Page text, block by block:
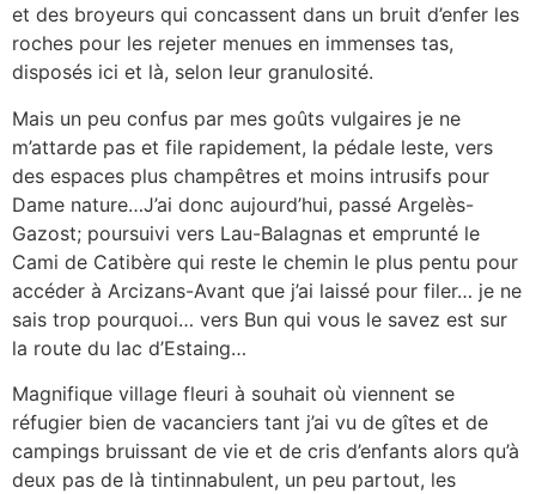
et des broyeurs qui concassent dans un bruit d’enfer les
roches pour les rejeter menues en immenses tas,
disposés ici et là, selon leur granulosité.
Mais un peu confus par mes goûts vulgaires je ne
m’attarde pas et file rapidement, la pédale leste, vers
des espaces plus champêtres et moins intrusifs pour
Dame nature…J’ai donc aujourd’hui, passé Argelès-
Gazost; poursuivi vers Lau-Balagnas et emprunté le
Cami de Catibère qui reste le chemin le plus pentu pour
accéder à Arcizans-Avant que j’ai laissé pour filer… je ne
sais trop pourquoi… vers Bun qui vous le savez est sur
la route du lac d’Estaing…
Magnifique village fleuri à souhait où viennent se
réfugier bien de vacanciers tant j’ai vu de gîtes et de
campings bruissant de vie et de cris d’enfants alors qu’à
deux pas de là tintinnabulent, un peu partout, les